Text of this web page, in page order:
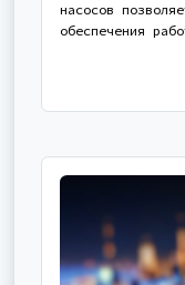
насосов
обеспечения